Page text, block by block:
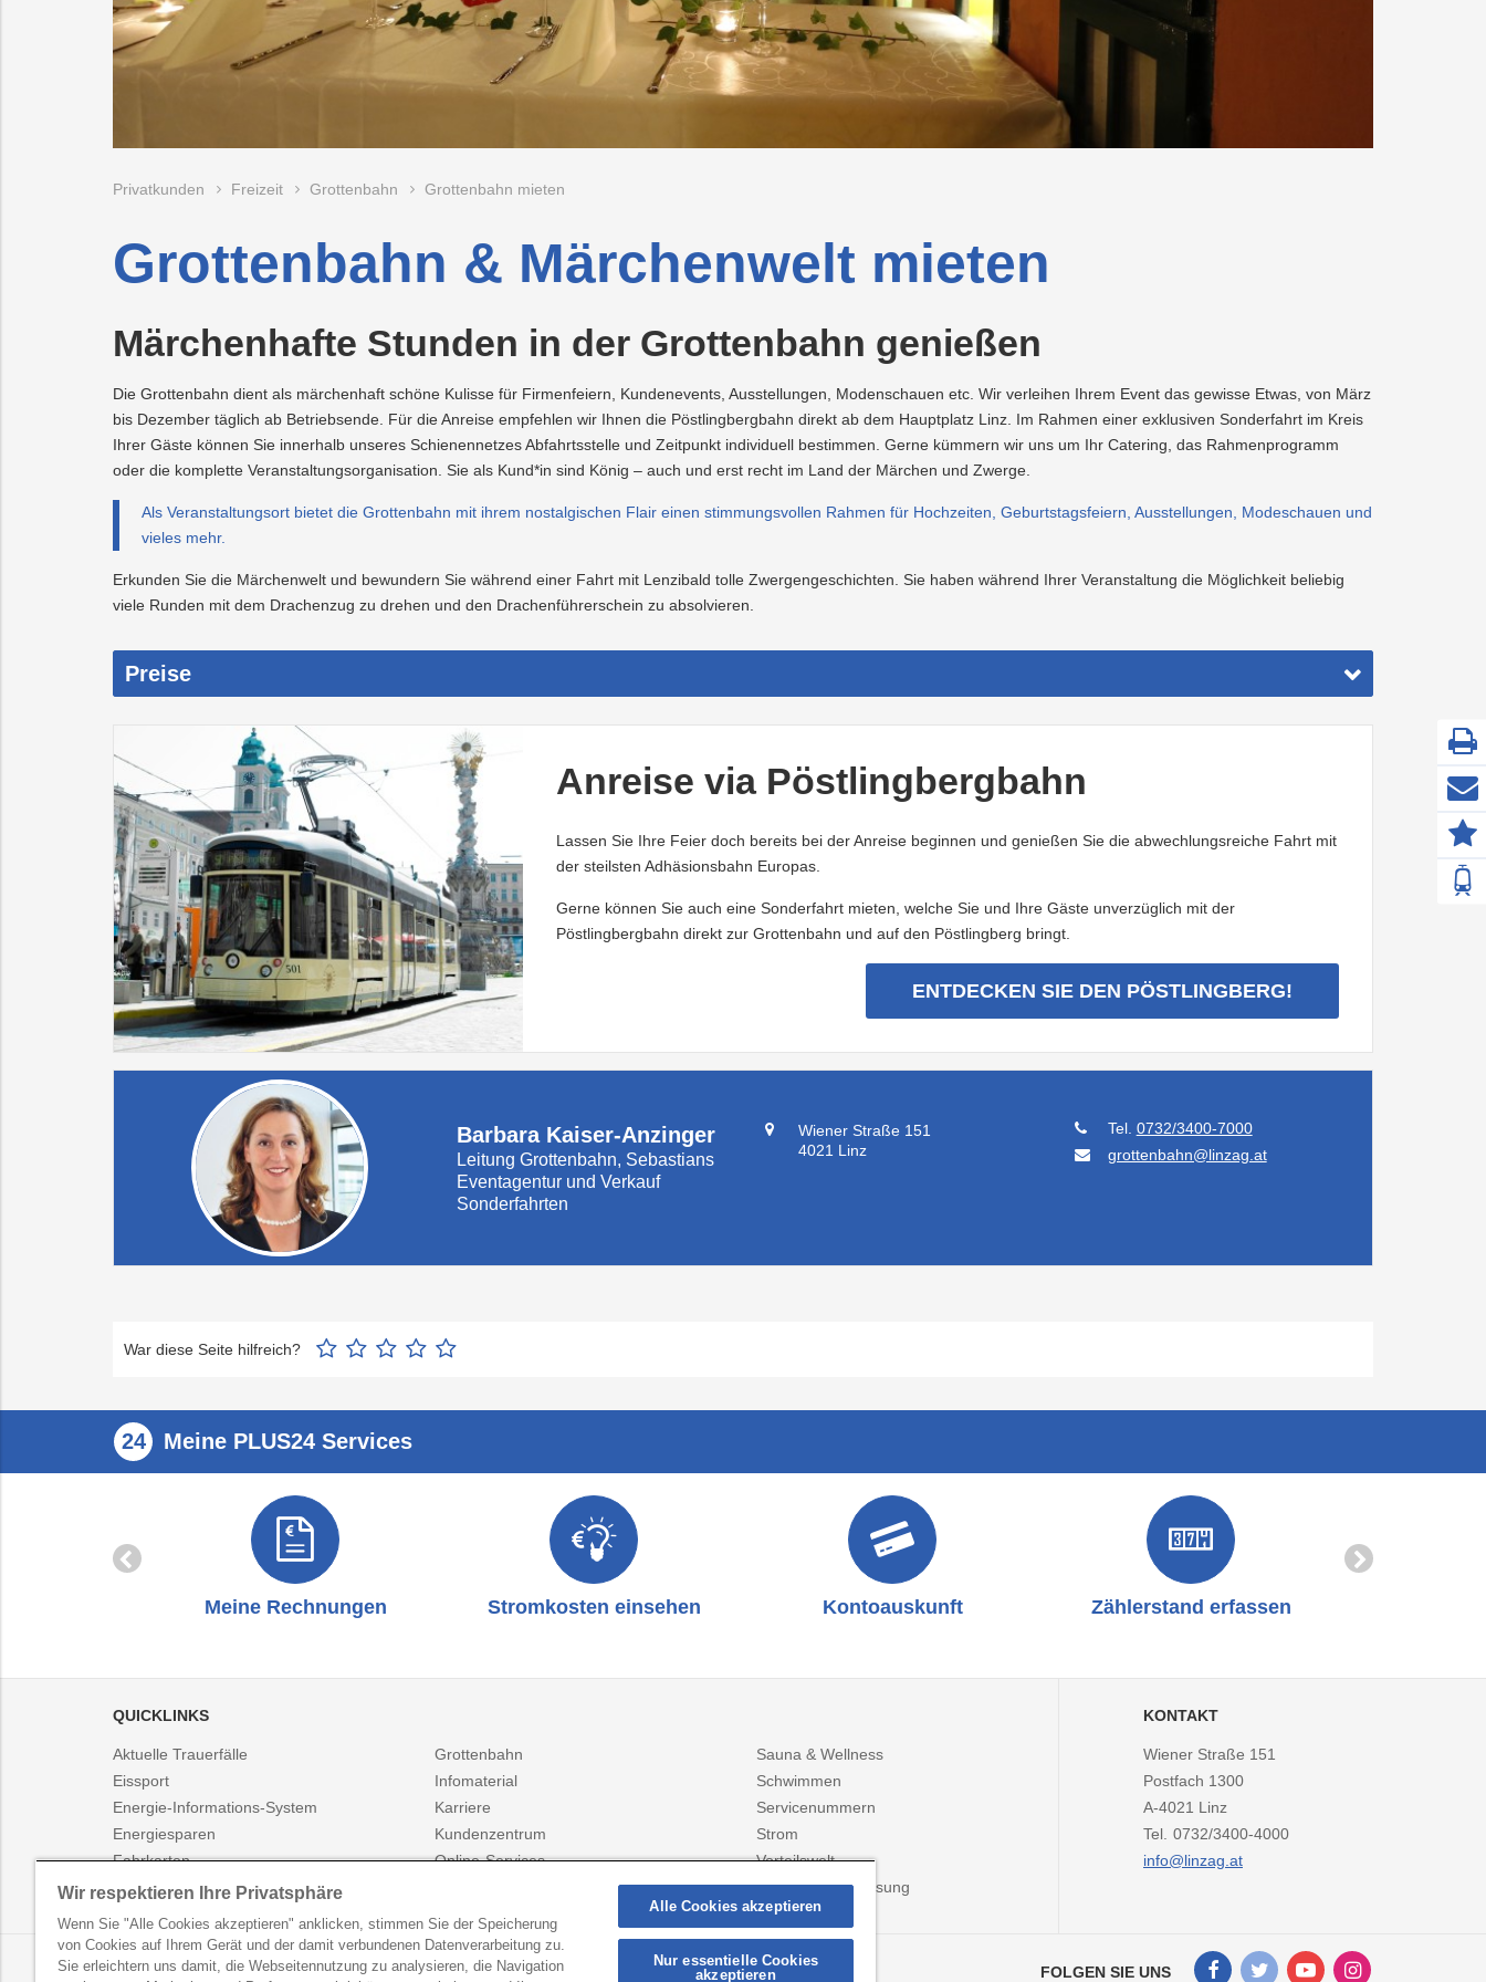
Altstoffsammelzentren
Recycling
Abfallberatung
Abfallvermeidung
&
Wartung
und
Überprüfung
der
Gasanlage
Strom
Aktionen
&
Förderungen
Energieberatung
Photovoltaik
Mobilität
Wärme
Hausbau
Online-
Services
Planauskunft
Mobilität
Pöstlingbergbahn
Veranstaltungen
Kindergeburtstag
Vorteilswelt
Förderungen
Ansprechpersonen
Wärme/Kälte
Energieeffizienz
Beratung
Abfalltrennung
&
Wasser
Mobilität
Wohnbauträger
Ladetarife
Online-
Services
SERVICE
GmbH
MANAGEMENTSERVICE
LINZ
Nachhaltigkeit
Lehrlingsausbildung
Projekte
Neuland
Projekte
LINZ
LINZ
LINZ
AG-
Privatkunden Freizeit Grottenbahn Grottenbahn mieten
Grottenbahn & Märchenwelt mieten
Märchenhafte Stunden in der Grottenbahn genießen
Die Grottenbahn dient als märchenhaft schöne Kulisse für Firmenfeiern, Kundenevents, Ausstellungen, Modenschauen etc. Wir verleihen Ihrem Event das gewisse Etwas, von März
bis Dezember täglich ab Betriebsende. Für die Anreise empfehlen wir Ihnen die Pöstlingbergbahn direkt ab dem Hauptplatz Linz. Im Rahmen einer exklusiven Sonderfahrt im Kreis
Ihrer Gäste können Sie innerhalb unseres Schienennetzes Abfahrtsstelle und Zeitpunkt individuell bestimmen. Gerne kümmern wir uns um Ihr Catering, das Rahmenprogramm
oder die komplette Veranstaltungsorganisation. Sie als Kund*in sind König – auch und erst recht im Land der Märchen und Zwerge.
Als Veranstaltungsort bietet die Grottenbahn mit ihrem nostalgischen Flair einen stimmungsvollen Rahmen für Hochzeiten, Geburtstagsfeiern, Ausstellungen, Modeschauen und
vieles mehr.
Erkunden Sie die Märchenwelt und bewundern Sie während einer Fahrt mit Lenzibald tolle Zwergengeschichten. Sie haben während Ihrer Veranstaltung die Möglichkeit beliebig
viele Runden mit dem Drachenzug zu drehen und den Drachenführerschein zu absolvieren.
Preise
Anreise via Pöstlingbergbahn
Lassen Sie Ihre Feier doch bereits bei der Anreise beginnen und genießen Sie die abwechlungsreiche Fahrt mit
der steilsten Adhäsionsbahn Europas.
Gerne können Sie auch eine Sonderfahrt mieten, welche Sie und Ihre Gäste unverzüglich mit der
Pöstlingbergbahn direkt zur Grottenbahn und auf den Pöstlingberg bringt.
ENTDECKEN SIE DEN PÖSTLINGBERG!
Barbara Kaiser-Anzinger
Leitung Grottenbahn, Sebastians
Eventagentur und Verkauf
Sonderfahrten
Wiener Straße 151
4021 Linz
Tel. 0732/3400-7000
grottenbahn@linzag.at
War diese Seite hilfreich?
Meine PLUS24 Services
Meine Rechnungen Stromkosten einsehen Kontoauskunft Zählerstand erfassen
QUICKLINKS
Aktuelle Trauerfälle
Eissport
Energie-Informations-System
Energiesparen
Fahrkarten
Fahrplanauskunft
Grottenbahn
Infomaterial
Karriere
Kundenzentrum
Online-Services
Sauna & Wellness
Schwimmen
Servicenummern
Strom
Vorteilswelt
Zählerstanderfassung
KONTAKT
Wiener Straße 151
Postfach 1300
A-4021 Linz
Tel. 0732/3400-4000
info@linzag.at
LINZ AG NEWSLETTER
ANMELDEN FOLGEN SIE UNS
Facebook
TwitterYoutubeInstagram
Wir respektieren Ihre Privatsphäre
Wenn Sie "Alle Cookies akzeptieren" anklicken, stimmen Sie der Speicherung
von Cookies auf Ihrem Gerät und der damit verbundenen Datenverarbeitung zu.
Sie erleichtern uns damit, die Webseitennutzung zu analysieren, die Navigation
Alle Cookies akzeptieren
Nur essentielle Cookies
akzeptieren